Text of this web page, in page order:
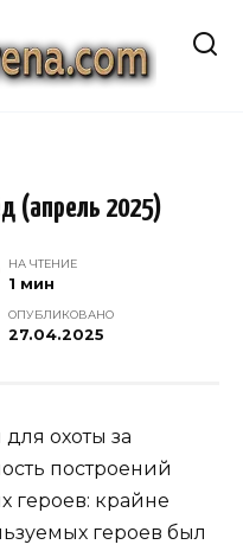
(апрель 2025)
НА ЧТЕНИЕ
1 мин
ОПУБЛИКОВАНО
27.04.2025
охоты за
построений
героев: крайне
героев был